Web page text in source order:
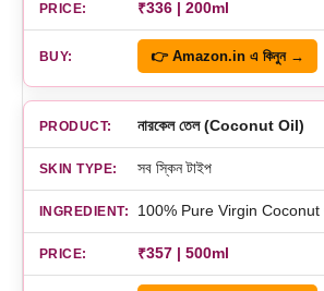
₹336 | 200ml
👉 Amazon.in এ কিনুন →
নারকেল তেল (Coconut Oil)
সব স্কিন টাইপ
100% Pure Virgin Coconut
₹357 | 500ml